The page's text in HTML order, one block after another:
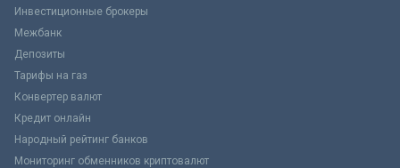
Инвестиционные брокеры
Межбанк
Депозиты
Тарифы на газ
Конвертер валют
Кредит онлайн
Народный рейтинг банков
Мониторинг обменников криптовалют